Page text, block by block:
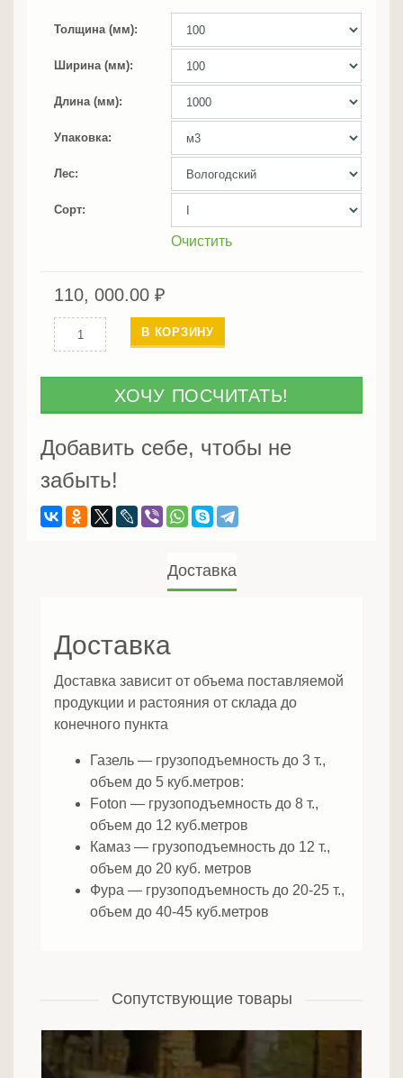
Толщина (мм)
Ширина (мм)
Длина (мм)
Упаковка
Лес
Сорт
Очистить
110, 000.00 ₽
Количество
Клееный
лиственницы
В КОРЗИНУ
ХОЧУ ПОСЧИТАТЬ!
Добавить себе, чтобы не
забыть!
Доставка
Доставка
Доставка зависит от объема поставляемой
продукции и растояния от склада до
конечного пункта
Газель — грузоподъемность до 3 т.,
объем до 5 куб.метров:
Foton — грузоподъемность до 8 т.,
объем до 12 куб.метров
Камаз — грузоподъемность до 12 т.,
объем до 20 куб. метров
Фура — грузоподъемность до 20-25 т.,
объем до 40-45 куб.метров
Сопутствующие товары